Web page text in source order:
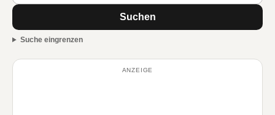
Suchen
Suche eingrenzen
ANZEIGE